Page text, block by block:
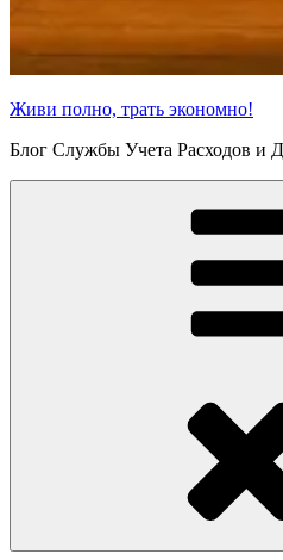
Живи полно, трать экономно!
Блог Службы Учета Расходов и